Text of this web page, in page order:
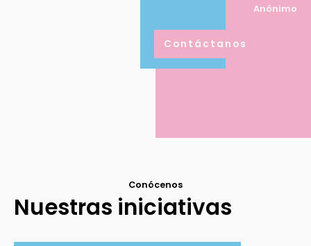
Contáctanos
Anónimo
Conócenos
Nuestras iniciativas